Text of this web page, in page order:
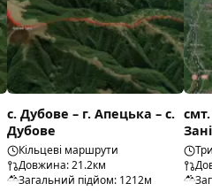
с. Дубове – г. Апецька – с.
Дубове
Кільцеві маршрути
Довжина: 21.2км
Загальний підйом: 1212м